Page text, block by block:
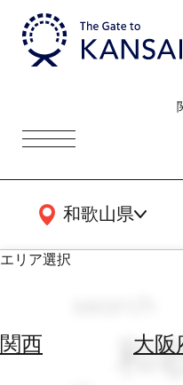
和歌山県
関西広域MAP
エリア選択
関西 大阪